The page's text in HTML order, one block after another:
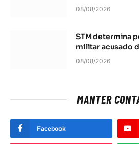
08/08/2026
STM determina
militar acusado
08/08/2026
MANTER
Facebook